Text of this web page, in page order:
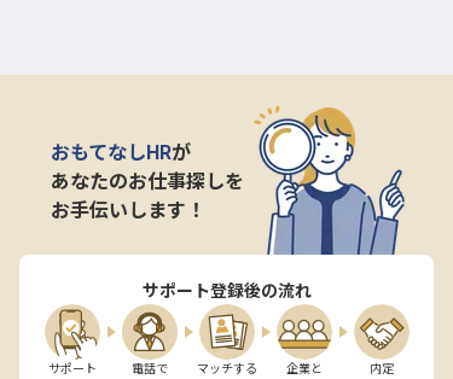
おもてなしHRが
あなたのお仕事探しを
お手伝いします！
サポート登録後の流れ
サポート
電話で
マッチする
企業と
内定